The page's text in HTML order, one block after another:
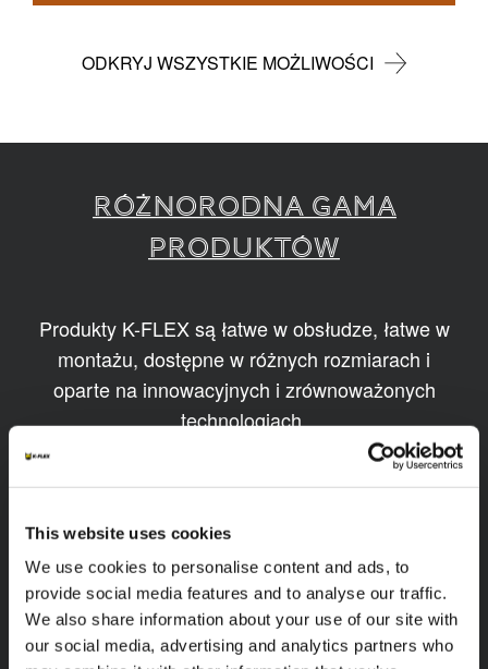
This website uses cookies
We use cookies to personalise content and ads, to
provide social media features and to analyse our traffic.
We also share information about your use of our site with
our social media, advertising and analytics partners who
ODKRYJ WSZYSTKIE MOŻLIWOŚCI
RÓŻNORODNA GAMA
PRODUKTÓW
Produkty K-FLEX są łatwe w obsłudze, łatwe w
montażu, dostępne w różnych rozmiarach i
oparte na innowacyjnych i zrównoważonych
technologiach.
1/11